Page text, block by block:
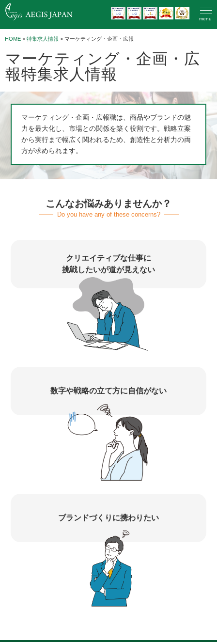
menu
HOME > 特集求人情報 > マーケティング・企画・広報
マーケティング・企画・広
報特集求人情報
マーケティング・企画・広報職は、商品やブランドの魅
力を最大化し、市場との関係を築く役割です。戦略立案
から実行まで幅広く関われるため、創造性と分析力の両
方が求められます。
こんなお悩みありませんか？
Do you have any of these concerns?
クリエイティブな仕事に
挑戦したいが道が見えない
数字や戦略の立て方に自信がない
ブランドづくりに携わりたい